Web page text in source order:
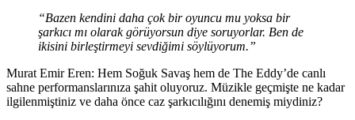
“Bazen kendini daha çok bir oyuncu mu yoksa bir
şarkıcı mı olarak görüyorsun diye soruyorlar. Ben de
ikisini birleştirmeyi sevdiğimi söylüyorum.”
Murat Emir Eren: Hem Soğuk Savaş hem de The Eddy’de canlı
sahne performanslarınıza şahit oluyoruz. Müzikle geçmişte ne kadar
ilgilenmiştiniz ve daha önce caz şarkıcılığını denemiş miydiniz?